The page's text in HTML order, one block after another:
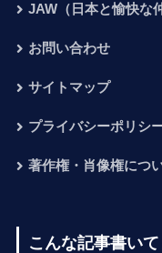
JAW（日本と愉快な
お問い合わせ
サイトマップ
プライバシーポリシ
著作権・肖像権につ
こんな記事書い